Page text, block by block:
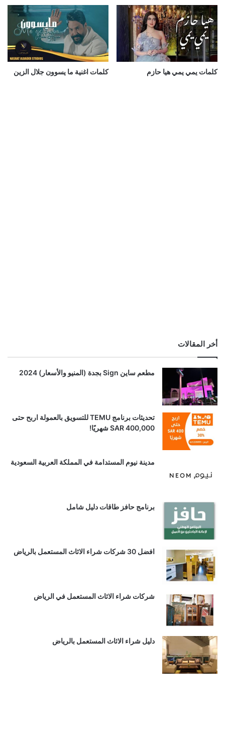
كلمات يمي يمي هيا حازم كلمات اغنية ما يسوون جلال الزين
أخر المقالات
مطعم ساين Sign بجدة (المنيو والأسعار) 2024
تحديثات برنامج TEMU للتسويق بالعمولة اربح حتى
SAR 400,000 شهريًا!
مدينة نيوم المستدامة في المملكة العربية السعودية
برنامج حافز طاقات دليل شامل
افضل 30 شركات شراء الاثاث المستعمل بالرياض
شركات شراء الاثاث المستعمل في الرياض
دليل شراء الاثاث المستعمل بالرياض